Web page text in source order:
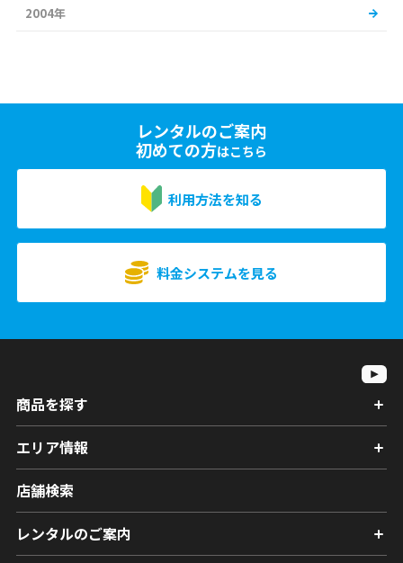
2004年
レンタルのご案内
初めての方はこちら
利用方法を知る
料金システムを見る
商品を探す
エリア情報
店舗検索
レンタルのご案内